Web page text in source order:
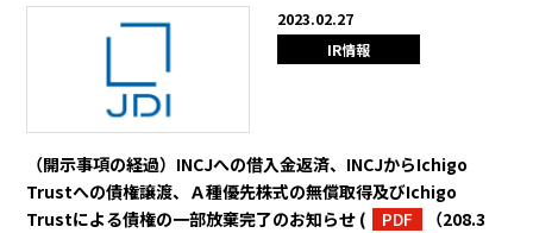
2023.02.27
IR情報
（開示事項の経過）INCJへの借入金返済、INCJからIchigo
Trustへの債権譲渡、Ａ種優先株式の無償取得及びIchigo
Trustによる債権の一部放棄完了のお知らせ ( PDF
（208.3